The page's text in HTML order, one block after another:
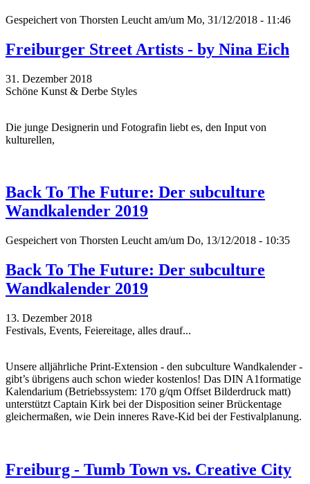
Gespeichert von Thorsten Leucht am/um Mo, 31/12/2018 - 11:46
Freiburger Street Artists - by Nina Eich
31. Dezember 2018
Schöne Kunst & Derbe Styles
Die junge Designerin und Fotografin liebt es, den Input von
kulturellen,
Back To The Future: Der subculture
Wandkalender 2019
Gespeichert von Thorsten Leucht am/um Do, 13/12/2018 - 10:35
Back To The Future: Der subculture
Wandkalender 2019
13. Dezember 2018
Festivals, Events, Feiereitage, alles drauf...
Unsere alljährliche Print-Extension - den subculture Wandkalender -
gibt’s übrigens auch schon wieder kostenlos! Das DIN A1formatige
Kalendarium (Betriebssystem: 170 g/qm Offset Bilderdruck matt)
unterstützt Captain Kirk bei der Disposition seiner Brückentage
gleichermaßen, wie Dein inneres Rave-Kid bei der Festivalplanung.
Freiburg - Tumb Town vs. Creative City